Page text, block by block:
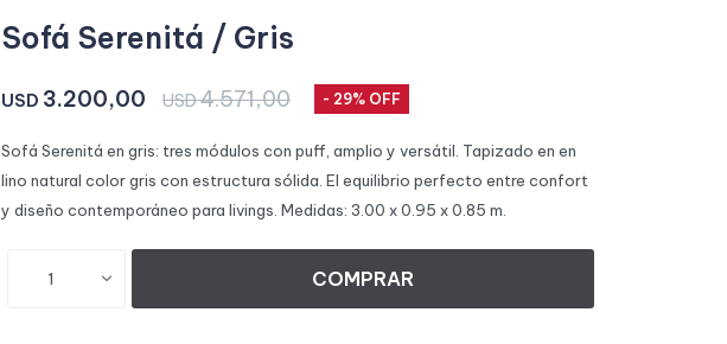
Sofá Serenitá / Gris
USD 3.200,00 USD4.571,00 29
Sofá Serenitá en gris: tres módulos con puff, amplio y versátil. Tapizado en en
lino natural color gris con estructura sólida. El equilibrio perfecto entre confort
y diseño contemporáneo para livings. Medidas: 3.00 x 0.95 x 0.85 m.
1 COMPRAR